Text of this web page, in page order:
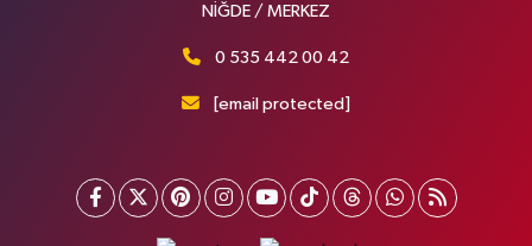
NİĞDE / MERKEZ
0 535 442 00 42
[email protected]